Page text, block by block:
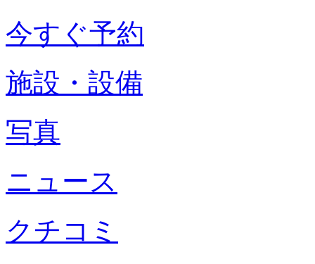
今すぐ予約
施設・設備
写真
ニュース
クチコミ